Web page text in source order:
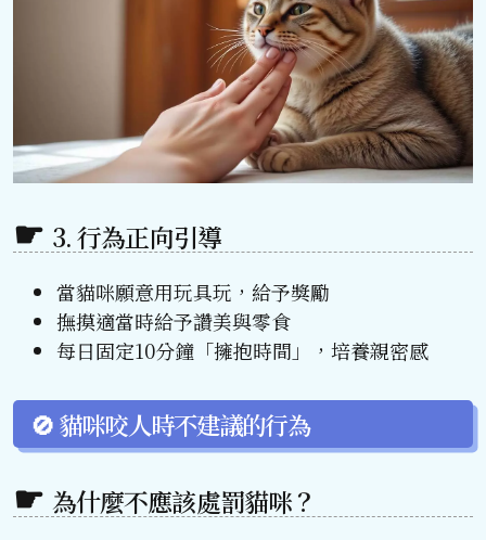
3. 行為正向引導
當貓咪願意用玩具玩，給予獎勵
撫摸適當時給予讚美與零食
每日固定10分鐘「擁抱時間」，培養親密感
🚫 貓咪咬人時不建議的行為
為什麼不應該處罰貓咪？